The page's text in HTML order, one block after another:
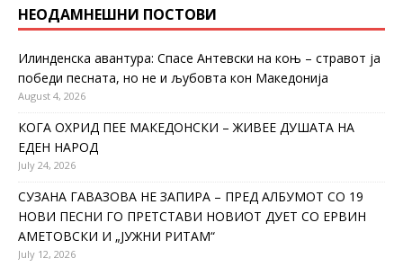
НЕОДАМНЕШНИ ПОСТОВИ
Илинденска авантура: Спасе Антевски на коњ – стравот ја
победи песната, но не и љубовта кон Македонија
August 4, 2026
КОГА ОХРИД ПЕЕ МАКЕДОНСКИ – ЖИВЕЕ ДУШАТА НА
ЕДЕН НАРОД
July 24, 2026
СУЗАНА ГАВАЗОВА НЕ ЗАПИРА – ПРЕД АЛБУМОТ СО 19
НОВИ ПЕСНИ ГО ПРЕТСТАВИ НОВИОТ ДУЕТ СО ЕРВИН
АМЕТОВСКИ И „ЈУЖНИ РИТАМ“
July 12, 2026